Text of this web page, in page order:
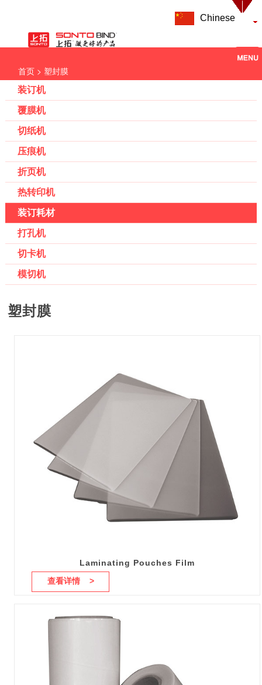
Chinese
首页 > 塑封膜
装订机
覆膜机
切纸机
压痕机
折页机
热转印机
装订耗材
打孔机
切卡机
模切机
塑封膜
Laminating Pouches Film
查看详情 >